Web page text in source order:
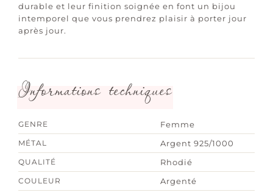
durable et leur finition soignée en font un bijou
intemporel que vous prendrez plaisir à porter jour
après jour.
Informations techniques
GENRE Femme
MÉTAL Argent 925/1000
QUALITÉ Rhodié
COULEUR Argenté